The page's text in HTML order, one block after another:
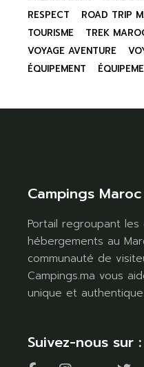
RESPECT
ROAD TRIP
TOURISME
TREK
VOYAGE AVENTURE
ÉQUIPEMENT
Campings Maroc
Portail regroupant les
hébergements au
communauté de
Campings.ma vous
unique et authentique.
Suivez-nous sur :